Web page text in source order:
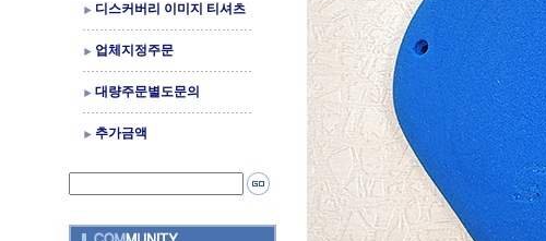
디스커버리 이미지 티셔츠
업체지정주문
대량주문별도문의
추가금액